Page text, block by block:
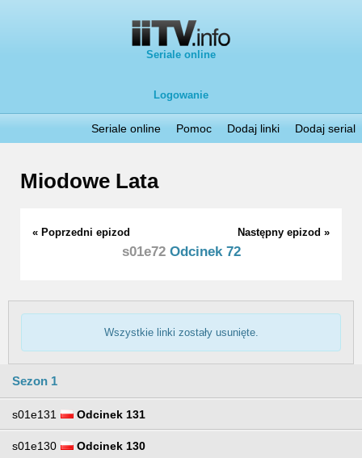
Seriale online
Logowanie
Seriale online Pomoc Dodaj linki Dodaj serial
Miodowe Lata
« Poprzedni epizod Następny epizod »
s01e72Odcinek 72
Wszystkie linki zostały usunięte.
Sezon 1
s01e131 Odcinek 131
s01e130 Odcinek 130